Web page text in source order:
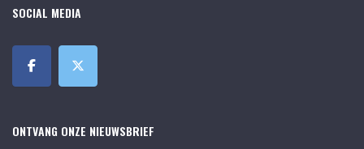
SOCIAL MEDIA
ONTVANG ONZE NIEUWSBRIEF